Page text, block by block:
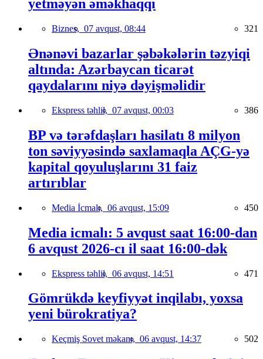
yetməyən əməkhaqqı
Biznes, 07 avqust, 08:44 321
Ənənəvi bazarlar şəbəkələrin təzyiqi
altında: Azərbaycan ticarət
qaydalarını niyə dəyişməlidir
Ekspress təhlil, 07 avqust, 00:03 386
BP və tərəfdaşları hasilatı 8 milyon
ton səviyyəsində saxlamaqla AÇG-yə
kapital qoyuluşlarını 31 faiz
artırıblar
Media İcmalı, 06 avqust, 15:09 450
Media icmalı: 5 avqust saat 16:00-dan
6 avqust 2026-cı il saat 16:00-dək
Ekspress təhlil, 06 avqust, 14:51 471
Gömrükdə keyfiyyət inqilabı, yoxsa
yeni bürokratiya?
Keçmiş Sovet məkanı, 06 avqust, 14:37 502